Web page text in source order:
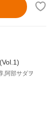
,阿部サダヲ